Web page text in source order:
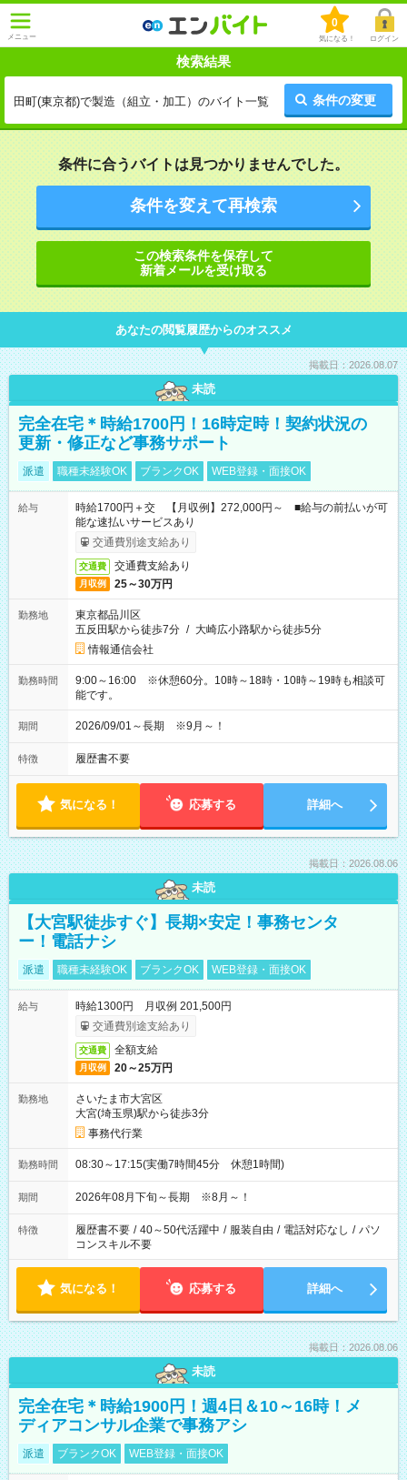
メニュー
0
気になる！ ログイン
検索結果
田町(東京都)で製造（組立・加工）のバイト一覧 条件の変更
条件に合うバイトは見つかりませんでした。
条件を変えて再検索
この検索条件を保存して
新着メールを受け取る
あなたの閲覧履歴からのオススメ
掲載日：2026.08.07
未読
完全在宅＊時給1700円！16時定時！契約状況の
更新・修正など事務サポート
派遣 職種未経験OK ブランクOK WEB登録・面接OK
給与
時給1700円＋交 【月収例】272,000円～ ■給与の前払いが可
能な速払いサービスあり
交通費別途支給あり
交通費 交通費支給あり
月収例 25～30万円
勤務地
東京都品川区
五反田駅から徒歩7分 / 大崎広小路駅から徒歩5分
情報通信会社
勤務時間
9:00～16:00 ※休憩60分。10時～18時・10時～19時も相談可
能です。
期間 2026/09/01～長期 ※9月～！
特徴 履歴書不要
気になる！ 応募する 詳細へ
掲載日：2026.08.06
未読
【大宮駅徒歩すぐ】長期×安定！事務センタ
ー！電話ナシ
派遣 職種未経験OK ブランクOK WEB登録・面接OK
給与
時給1300円 月収例 201,500円
交通費別途支給あり
交通費 全額支給
月収例 20～25万円
勤務地
さいたま市大宮区
大宮(埼玉県)駅から徒歩3分
事務代行業
勤務時間 08:30～17:15(実働7時間45分 休憩1時間)
期間 2026年08月下旬～長期 ※8月～！
特徴 履歴書不要 / 40～50代活躍中 / 服装自由 / 電話対応なし / パソ
コンスキル不要
気になる！ 応募する 詳細へ
掲載日：2026.08.06
未読
完全在宅＊時給1900円！週4日＆10～16時！メ
ディアコンサル企業で事務アシ
派遣 ブランクOK WEB登録・面接OK